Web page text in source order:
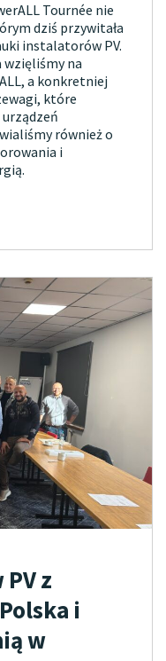
Tournée nie
dziś przywitała
instalatorów PV.
wzięliśmy na
a konkretniej
które
również o
i
z
i
w